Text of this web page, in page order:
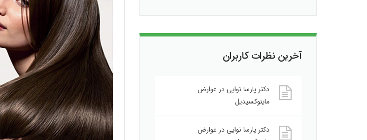
آخرین نظرات کاربران
دکتر پارسا نواییدر عوارض
ماینوکسیدیل
دکتر پارسا نواییدر عوارض